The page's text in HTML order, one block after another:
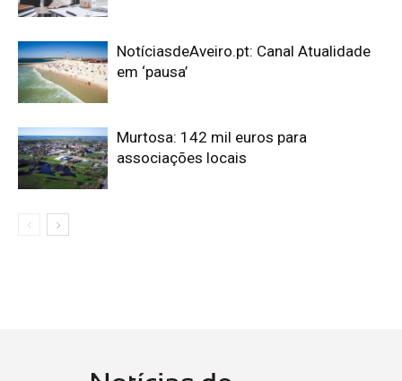
NotíciasdeAveiro.pt: Canal Atualidade
em ‘pausa’
Murtosa: 142 mil euros para
associações locais